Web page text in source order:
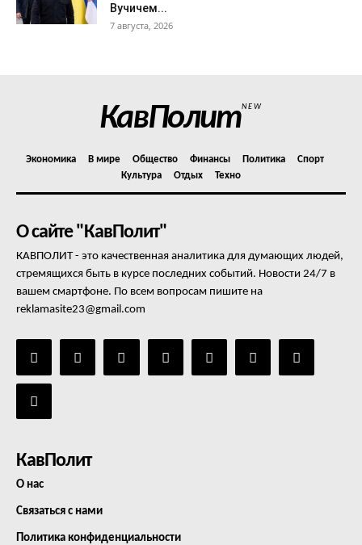
Вучичем...
7 августа, 2026
КавПолитNEW
Экономика В мире Общество Финансы Политика
Спорт
Культура
Отдых Техно
О сайте "КавПолит"
КАВПОЛИТ - это качественная аналитика для думающих людей,
стремящихся быть в курсе последних событий. Новости 24/7 в
вашем смартфоне. По всем вопросам пишите на
reklamasite23@gmail.com
КавПолит
О нас
Связаться с нами
Политика конфиденциальности